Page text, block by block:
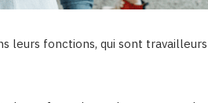
leurs fonctions, qui sont travailleurs